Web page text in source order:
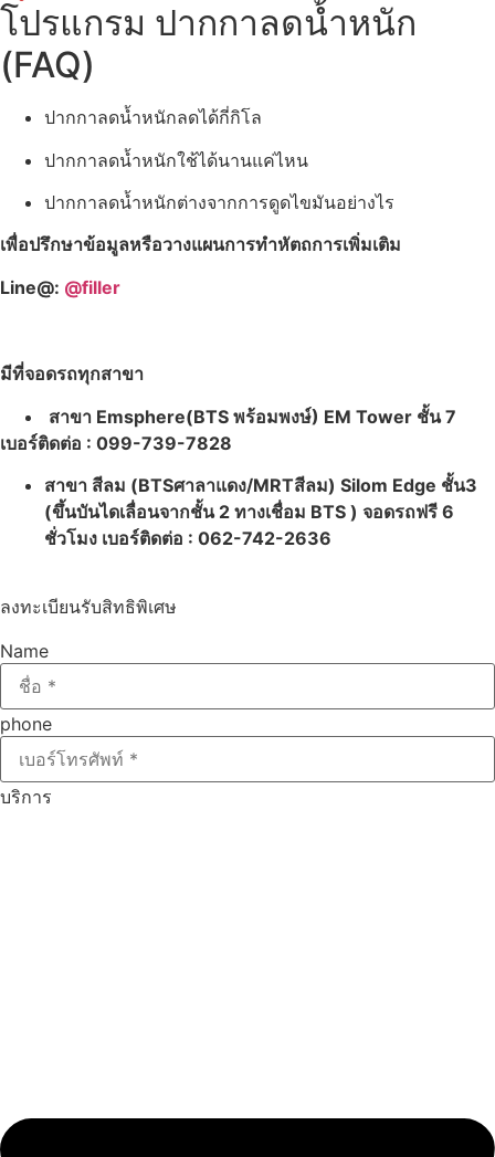
โปรแกรม ปากกาลดน้ำหนัก
(FAQ)
ปากกาลดน้ำหนักลดได้กี่กิโล
ปากกาลดน้ำหนักใช้ได้นานแค่ไหน
ปากกาลดน้ำหนักต่างจากการดูดไขมันอย่างไร
เพื่อปรึกษาข้อมูลหรือวางแผนการทำหัตถการเพิ่มเติม
Line@: @filler
มีที่จอดรถทุกสาขา
สาขา Emsphere(BTS พร้อมพงษ์) EM Tower ชั้น 7
เบอร์ติดต่อ : 099-739-7828
สาขา สีลม (BTSศาลาแดง/MRTสีลม) Silom Edge ชั้น3
(ขึ้นบันไดเลื่อนจากชั้น 2 ทางเชื่อม BTS ) จอดรถฟรี 6
ชั่วโมง เบอร์ติดต่อ : 062-742-2636
ลงทะเบียนรับสิทธิพิเศษ
Name
phone
บริการ